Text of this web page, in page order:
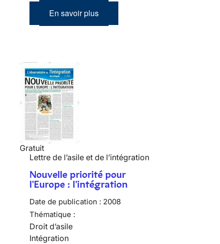
En savoir plus
Gratuit
Lettre de l’asile et de l’intégration
Nouvelle priorité pour
l'Europe : l'intégration
Date de publication : 2008
Thématique :
Droit d’asile
Intégration